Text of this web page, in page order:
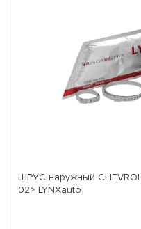
ШРУС наружный
02> LYNXauto